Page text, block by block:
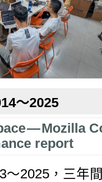
～2025
— Mozilla
report
～2025，三年